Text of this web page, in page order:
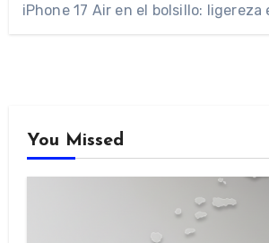
iPhone 17 Air en el bolsillo: ligereza
You Missed